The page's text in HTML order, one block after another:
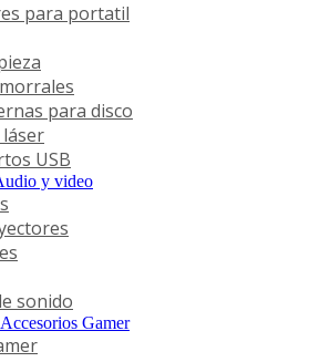
para portatil
para disco
USB
y video
sonido
Accesorios Gamer